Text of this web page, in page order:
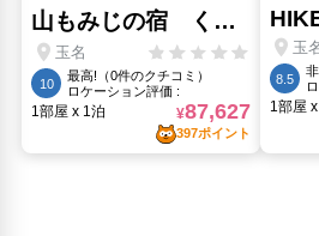
水前寺成趣園(水前寺公園)(22.13km)
熊本城(19.09km)
熊本城 桜の馬場 城彩苑(19.12km)